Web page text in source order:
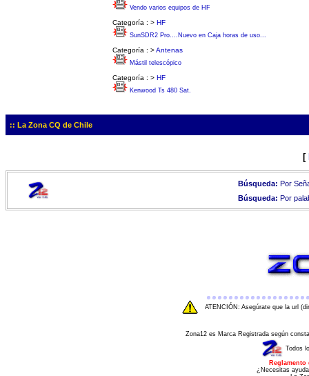
Vendo varios equipos de HF
Categoría : > HF
SunSDR2 Pro....Nuevo en Caja horas de uso...
Categoría : >Antenas
Mástil telescópico
Categoría : > HF
Kenwood Ts 480 Sat.
:: La Zona CQ de Chile
[
Búsqueda: Por
Búsqueda: Por
ATENCIÓN: Asegúrate que la url
Zona12 es Marca Registrada según
Todos
¿Necesitas